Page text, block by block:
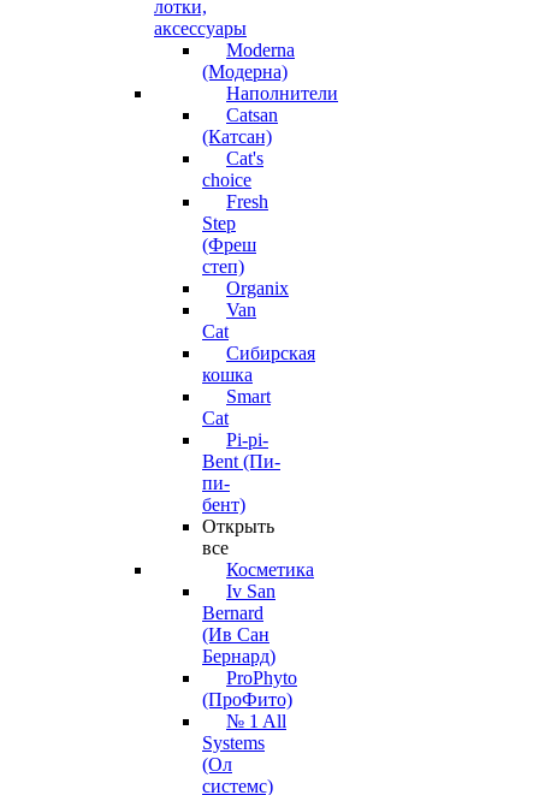
лотки,
аксессуары
Moderna
(Модерна)
Наполнители
Catsan
(Катсан)
Cat's
choice
Fresh
Step
(Фреш
степ)
Organix
Van
Cat
Сибирская
кошка
Smart
Cat
Pi-pi-
Bent (Пи-
пи-
бент)
Открыть
все
Косметика
Iv San
Bernard
(Ив Сан
Бернард)
ProPhyto
(ПроФито)
№ 1 All
Systems
(Ол
системс)